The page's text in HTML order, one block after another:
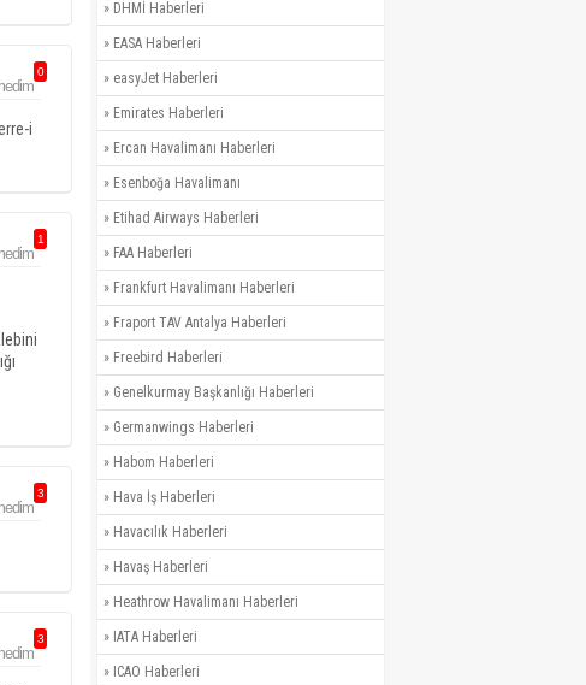
0
i
1
3
3
» DHMİ Haberleri
» EASA Haberleri
» easyJet Haberleri
» Emirates Haberleri
» Ercan Havalimanı Haberleri
» Esenboğa Havalimanı
» Etihad Airways Haberleri
» FAA Haberleri
» Frankfurt Havalimanı Haberleri
» Fraport TAV Antalya Haberleri
» Freebird Haberleri
» Genelkurmay Başkanlığı Haberleri
» Germanwings Haberleri
» Habom Haberleri
» Hava İş Haberleri
» Havacılık Haberleri
» Havaş Haberleri
» Heathrow Havalimanı Haberleri
» IATA Haberleri
» ICAO Haberleri